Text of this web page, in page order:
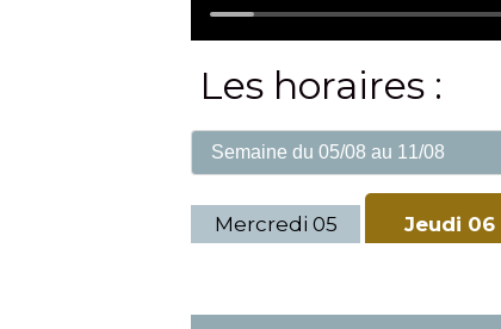
Les horaires :
Mercredi 05 Jeudi 06